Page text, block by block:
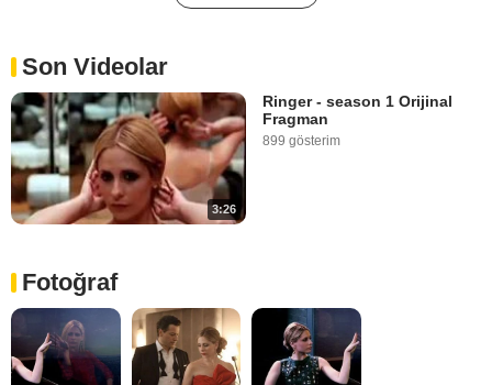
Son Videolar
3:26
Ringer - season 1 Orijinal
Fragman
899 gösterim
Fotoğraf